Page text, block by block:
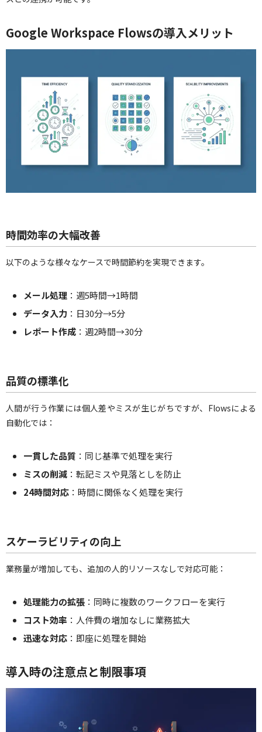
Google Workspace Flowsの導入メリット
時間効率の大幅改善
以下のような様々なケースで時間節約を実現できます。
メール処理 ：週5時間→1時間
データ入力 ：日30分→5分
レポート作成 ：週2時間→30分
品質の標準化
人間が行う作業には個人差やミスが生じがちですが、Flowsによる
自動化では：
一貫した品質 ：同じ基準で処理を実行
ミスの削減 ：転記ミスや見落としを防止
24時間対応 ：時間に関係なく処理を実行
スケーラビリティの向上
業務量が増加しても、追加の人的リソースなしで対応可能：
処理能力の拡張 ：同時に複数のワークフローを実行
コスト効率 ：人件費の増加なしに業務拡大
迅速な対応 ：即座に処理を開始
導入時の注意点と制限事項